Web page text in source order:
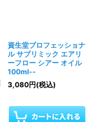
資生堂プロフェッショナ
ル サブリミック エアリ
ーフロー シアー オイル
100ml--
3,080円(税込)